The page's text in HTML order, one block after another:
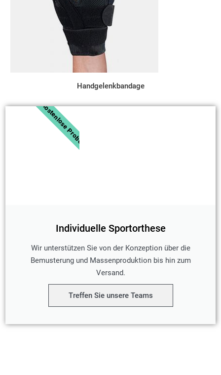
Handgelenkbandage
Individuelle Sportorthese
Wir unterstützen Sie von der Konzeption über die
Bemusterung und Massenproduktion bis hin zum
Versand.
Treffen Sie unsere Teams
Kostenlose Probe